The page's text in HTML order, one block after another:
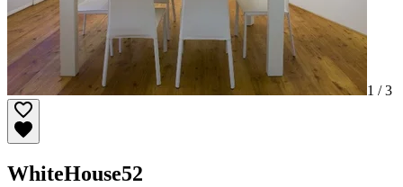
1 /3
WhiteHouse52